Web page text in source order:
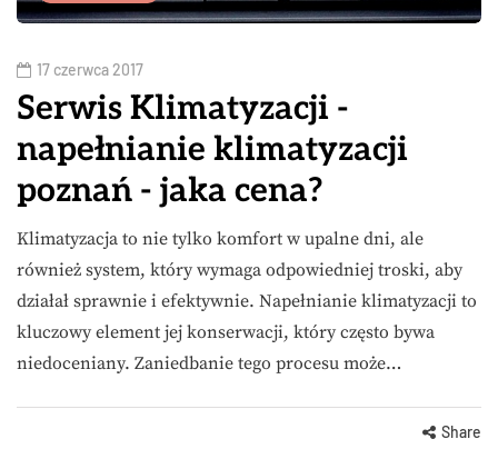
17 czerwca 2017
Serwis Klimatyzacji -
napełnianie klimatyzacji
poznań - jaka cena?
Klimatyzacja to nie tylko komfort w upalne dni, ale
również system, który wymaga odpowiedniej troski, aby
działał sprawnie i efektywnie. Napełnianie klimatyzacji to
kluczowy element jej konserwacji, który często bywa
niedoceniany. Zaniedbanie tego procesu może…
Share